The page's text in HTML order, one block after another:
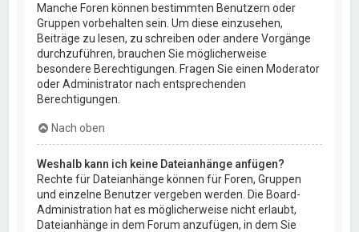
Manche Foren können bestimmten Benutzern oder
Gruppen vorbehalten sein. Um diese einzusehen,
Beiträge zu lesen, zu schreiben oder andere Vorgänge
durchzuführen, brauchen Sie möglicherweise
besondere Berechtigungen. Fragen Sie einen Moderator
oder Administrator nach entsprechenden
Berechtigungen.
Nach oben
Weshalb kann ich keine Dateianhänge anfügen?
Rechte für Dateianhänge können für Foren, Gruppen
und einzelne Benutzer vergeben werden. Die Board-
Administration hat es möglicherweise nicht erlaubt,
Dateianhänge in dem Forum anzufügen, in dem Sie